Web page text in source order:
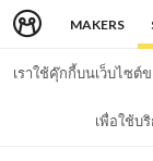
MAKERS
เราใช้คุ๊กกี้บนเว็บไซต์
เพื่อใช้บ